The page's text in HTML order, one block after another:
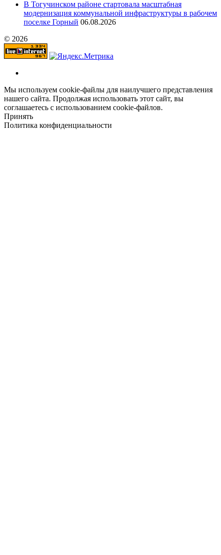
В Тогучинском районе стартовала масштабная
модернизация коммунальной инфраструктуры в рабочем
поселке Горный 06.08.2026
© 2026
Мы используем cookie-файлы для наилучшего представления
нашего сайта. Продолжая использовать этот сайт, вы
соглашаетесь с использованием cookie-файлов.
Принять
Политика конфиденциальности